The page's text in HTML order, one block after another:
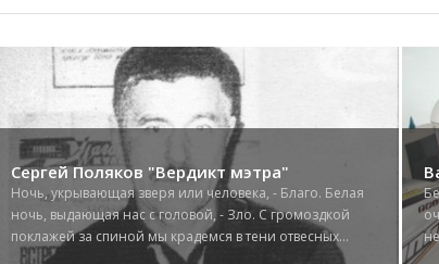
Сергей Поляков "Вердикт мэтра"
Ночь, укрывающая зверя или человека, - Благо. Белая
ночь, выдающая нас с головой, - Зло. С громоздкой
поклажей за спиной мы крадемся в тени отвесных...